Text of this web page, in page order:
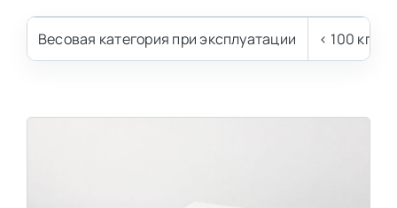
Весовая категория при эксплуатации < 100 кг